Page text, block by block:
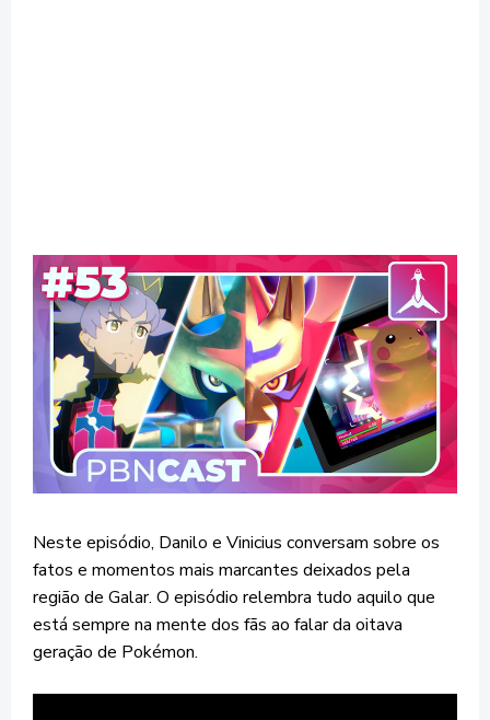
Neste episódio, Danilo e Vinicius conversam sobre os
fatos e momentos mais marcantes deixados pela
região de Galar. O episódio relembra tudo aquilo que
está sempre na mente dos fãs ao falar da oitava
geração de Pokémon.